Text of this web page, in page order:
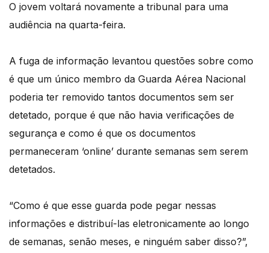
O jovem voltará novamente a tribunal para uma
audiência na quarta-feira.
A fuga de informação levantou questões sobre como
é que um único membro da Guarda Aérea Nacional
poderia ter removido tantos documentos sem ser
detetado, porque é que não havia verificações de
segurança e como é que os documentos
permaneceram ‘online’ durante semanas sem serem
detetados.
“Como é que esse guarda pode pegar nessas
informações e distribuí-las eletronicamente ao longo
de semanas, senão meses, e ninguém saber disso?”,